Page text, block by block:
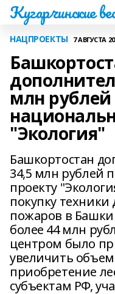
Кугарчинские
НАЦПРОЕКТЫ 7 АВГУСТА
млн рублей
"Экология"
Башкортостан
34,5 млн рублей
проекту
покупку
пожаров в
более 44 млн
центром было
увеличить
приобретение
субъектам РФ,